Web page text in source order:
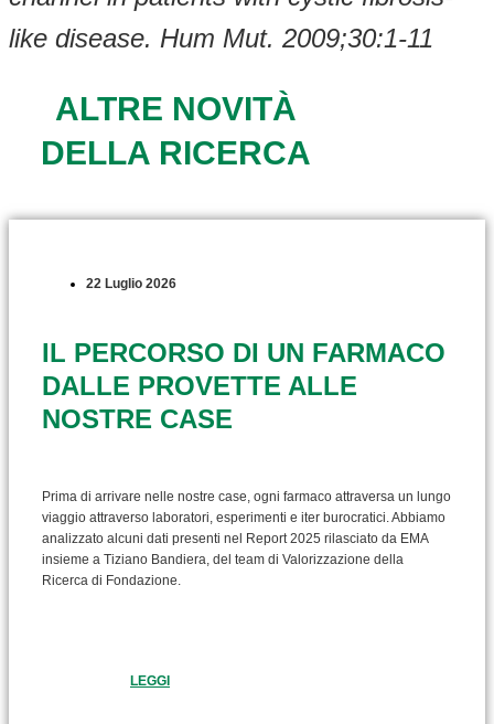
like disease. Hum Mut. 2009;30:1-11
ALTRE NOVITÀ
DELLA RICERCA
22 Luglio 2026
IL PERCORSO DI UN FARMACO
DALLE PROVETTE ALLE
NOSTRE CASE
Prima di arrivare nelle nostre case, ogni farmaco attraversa un lungo
viaggio attraverso laboratori, esperimenti e iter burocratici. Abbiamo
analizzato alcuni dati presenti nel Report 2025 rilasciato da EMA
insieme a Tiziano Bandiera, del team di Valorizzazione della
Ricerca di Fondazione.
LEGGI